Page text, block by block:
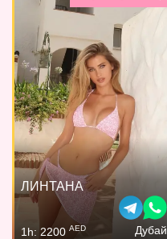
ЛИНТАНА
1h: 2200 AED Дубай